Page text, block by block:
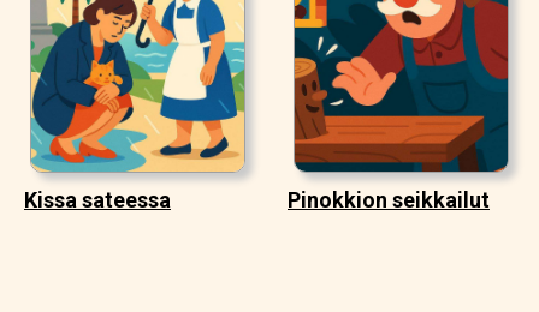
Kissa sateessa Pinokkion seikkailut